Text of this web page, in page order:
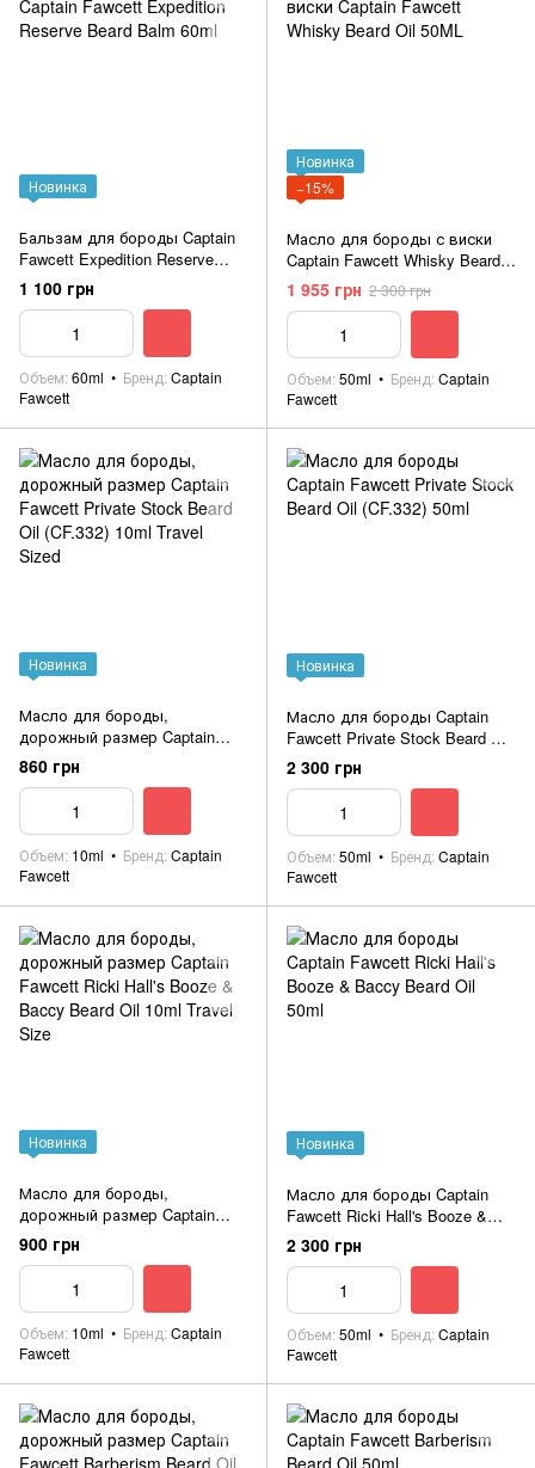
Новинка
Бальзам для бороды Captain
Fawcett Expedition Reserve
Beard Balm 60ml
1 100 грн
Объем 60ml Бренд Captain
Fawcett
Новинка
−15%
Масло для бороды с виски
Captain Fawcett Whisky Beard
Oil 50ML
1 955 грн 2 300 грн
Объем 50ml Бренд Captain
Fawcett
Новинка
Масло для бороды,
дорожный размер Captain
Fawcett Private Stock Beard Oil
(CF.332) 10ml Travel Sized
860 грн
Объем 10ml Бренд Captain
Fawcett
Новинка
Масло для бороды Captain
Fawcett Private Stock Beard Oil
(CF.332) 50ml
2 300 грн
Объем 50ml Бренд Captain
Fawcett
Новинка
Масло для бороды,
дорожный размер Captain
Fawcett Ricki Hall's Booze &
Baccy Beard Oil 10ml Travel
Size
900 грн
Объем 10ml Бренд Captain
Fawcett
Новинка
Масло для бороды Captain
Fawcett Ricki Hall's Booze &
Baccy Beard Oil 50ml
2 300 грн
Объем 50ml Бренд Captain
Fawcett